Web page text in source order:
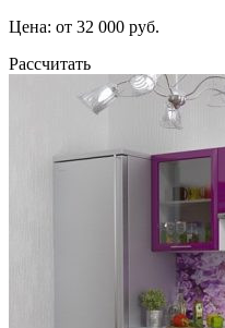
Цена: от 32 000 руб.
Рассчитать